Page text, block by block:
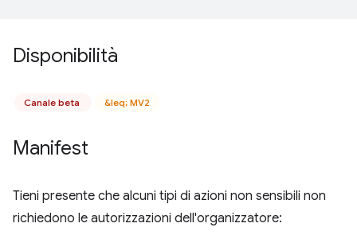
Disponibilità
Canale beta &leq; MV2
Manifest
Tieni presente che alcuni tipi di azioni non sensibili non
richiedono le autorizzazioni dell'organizzatore: